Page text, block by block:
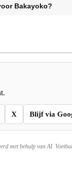
Bakayoko?
X Blijf via
met behulp van AI.